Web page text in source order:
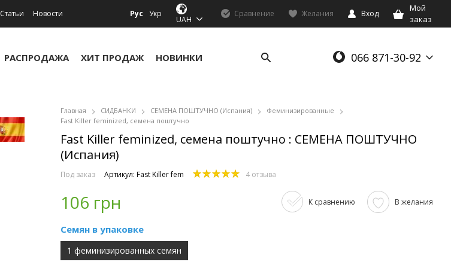
Статьи
Новости
Рус Укр
UAH
Сравнение Желания Вход
Мой
заказ
РАСПРОДАЖА ХИТ ПРОДАЖ НОВИНКИ 066 871-30-92
Главная СИДБАНКИ СЕМЕНА ПОШТУЧНО (Испания)
Феминизированные
Fast Killer feminized, семена поштучно
Fast Killer feminized, семена поштучно : СЕМЕНА ПОШТУЧНО
(Испания)
Под заказ Артикул: Fast Killer fem 4 отзыва
106 грн К сравнению В желания
Семян в упаковке
1 феминизированных семян